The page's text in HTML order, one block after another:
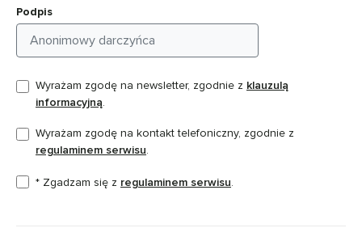
Podpis
Wyrażam zgodę na newsletter, zgodnie z klauzulą
informacyjną.
Wyrażam zgodę na kontakt telefoniczny, zgodnie z
regulaminem serwisu.
* Zgadzam się z regulaminem serwisu.